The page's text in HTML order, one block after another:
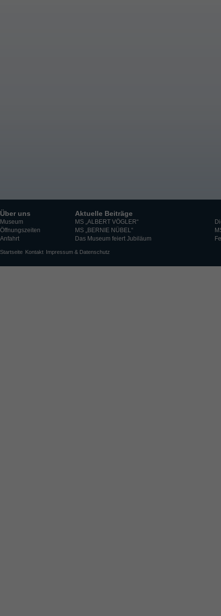
Über uns
Museum
Öffnungszeiten
Anfahrt
Aktuelle Beiträge
MS „ALBERT VÖGLER“
MS „BERNIE NÜBEL“
Das Museum feiert Jubiläum
Startseite Kontakt Impressum & Datenschutz